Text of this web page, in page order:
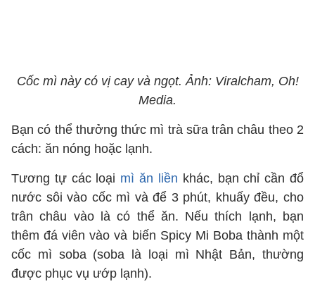
Cốc mì này có vị cay và ngọt. Ảnh: Viralcham, Oh!
Media.
Bạn có thể thưởng thức mì trà sữa trân châu theo 2
cách: ăn nóng hoặc lạnh.
Tương tự các loại mì ăn liền khác, bạn chỉ cần đổ
nước sôi vào cốc mì và để 3 phút, khuấy đều, cho
trân châu vào là có thể ăn. Nếu thích lạnh, bạn
thêm đá viên vào và biến Spicy Mi Boba thành một
cốc mì soba (soba là loại mì Nhật Bản, thường
được phục vụ ướp lạnh).